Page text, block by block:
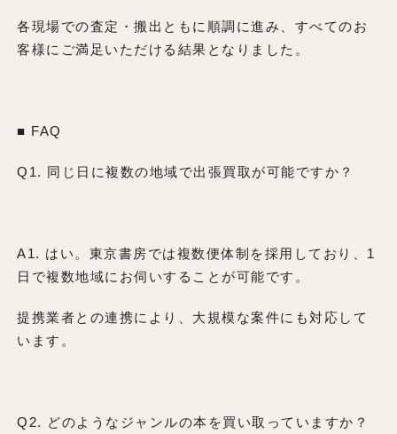
各現場での査定・搬出ともに順調に進み、すべてのお
客様にご満足いただける結果となりました。
■ FAQ
Q1. 同じ日に複数の地域で出張買取が可能ですか？
A1. はい。東京書房では複数便体制を採用しており、1
日で複数地域にお伺いすることが可能です。
提携業者との連携により、大規模な案件にも対応して
います。
Q2. どのようなジャンルの本を買い取っていますか？